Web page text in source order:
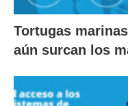
Tortugas
aún surcan los